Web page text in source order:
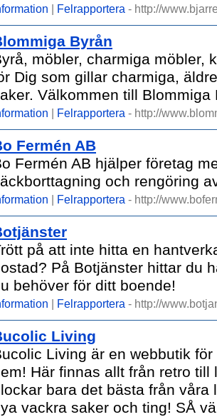
| Felrapportera - http://
Byrån
möbler, charmiga möbler,
Dig som gillar charmiga,
Välkommen till Blommiga
| Felrapportera - http://
Fermén AB
Fermén AB hjälper företag
och rengöring
| Felrapportera - http://
på att inte hitta en
På Botjänster hittar du
behöver för ditt boende!
| Felrapportera - http://
Living
Living är en webbutik
Här finnas allt från retro
bara det bästa från
vackra saker och ting! SÅ